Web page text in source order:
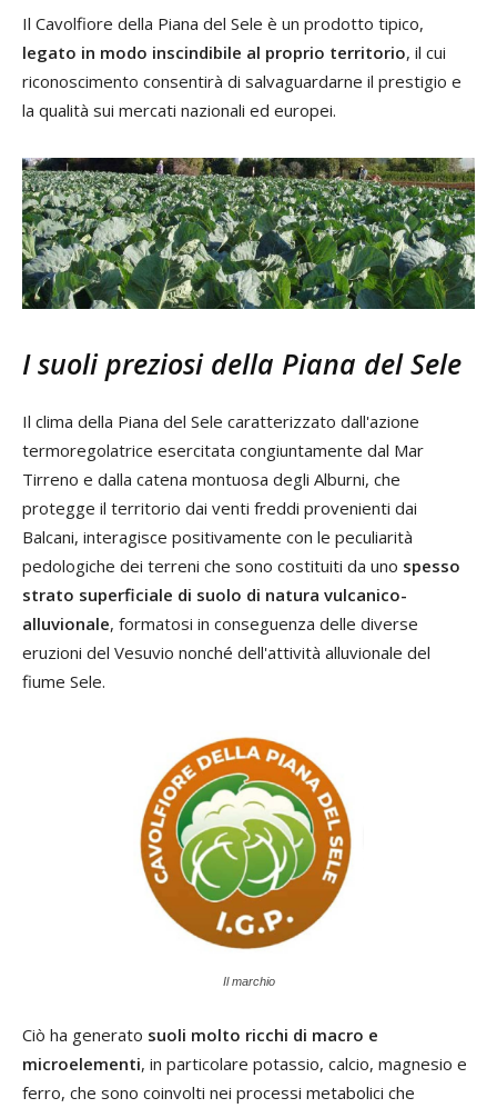
Il Cavolfiore della Piana del Sele è un prodotto tipico,
legato in modo inscindibile al proprio territorio, il cui
riconoscimento consentirà di salvaguardarne il prestigio e
la qualità sui mercati nazionali ed europei.
I suoli preziosi della Piana del Sele
Il clima della Piana del Sele caratterizzato dall'azione
termoregolatrice esercitata congiuntamente dal Mar
Tirreno e dalla catena montuosa degli Alburni, che
protegge il territorio dai venti freddi provenienti dai
Balcani, interagisce positivamente con le peculiarità
pedologiche dei terreni che sono costituiti da uno spesso
strato superficiale di suolo di natura vulcanico-
alluvionale, formatosi in conseguenza delle diverse
eruzioni del Vesuvio nonché dell'attività alluvionale del
fiume Sele.
Il marchio
Ciò ha generato suoli molto ricchi di macro e
microelementi, in particolare potassio, calcio, magnesio e
ferro, che sono coinvolti nei processi metabolici che